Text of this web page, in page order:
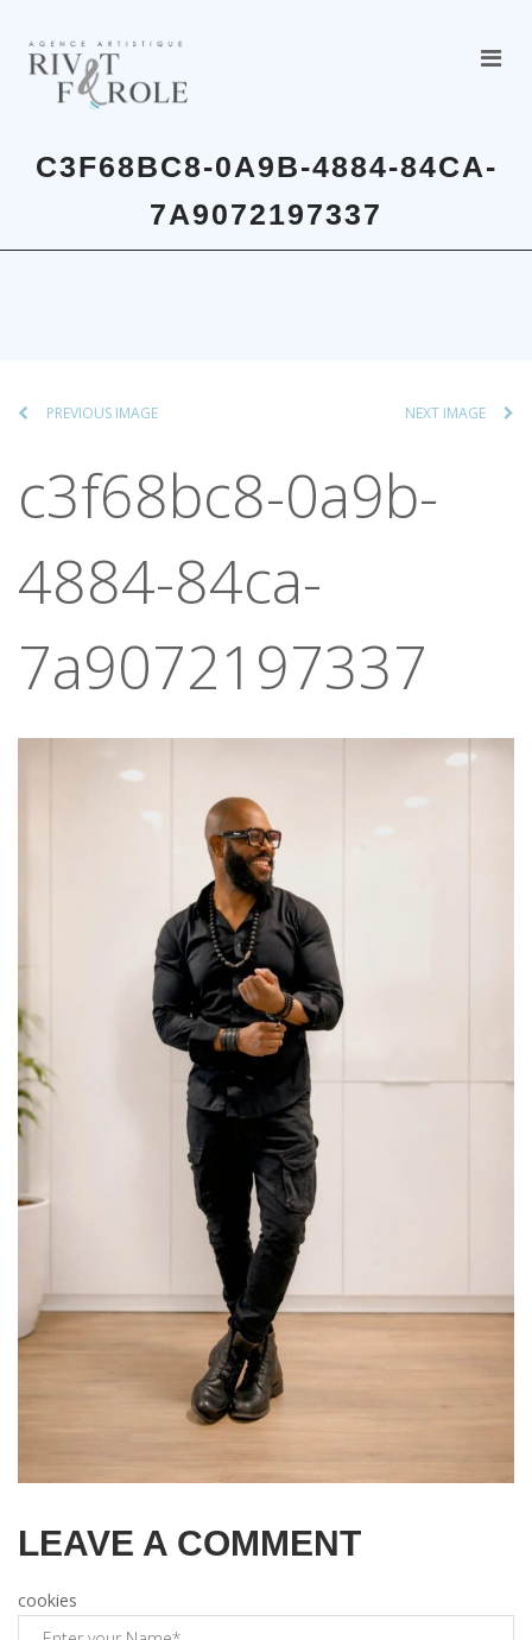
C3F68BC8-0A9B-4884-84CA-
7A9072197337
PREVIOUS IMAGE NEXT IMAGE
c3f68bc8-0a9b-
4884-84ca-
7a9072197337
LEAVE A COMMENT
cookies